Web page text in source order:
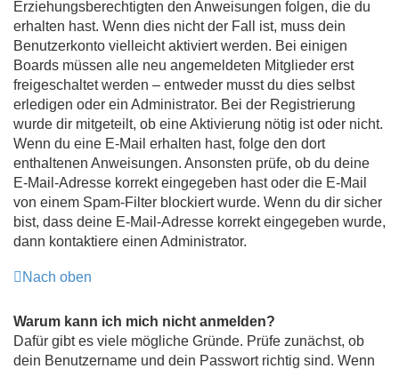
Erziehungsberechtigten den Anweisungen folgen, die du
erhalten hast. Wenn dies nicht der Fall ist, muss dein
Benutzerkonto vielleicht aktiviert werden. Bei einigen
Boards müssen alle neu angemeldeten Mitglieder erst
freigeschaltet werden – entweder musst du dies selbst
erledigen oder ein Administrator. Bei der Registrierung
wurde dir mitgeteilt, ob eine Aktivierung nötig ist oder nicht.
Wenn du eine E-Mail erhalten hast, folge den dort
enthaltenen Anweisungen. Ansonsten prüfe, ob du deine
E-Mail-Adresse korrekt eingegeben hast oder die E-Mail
von einem Spam-Filter blockiert wurde. Wenn du dir sicher
bist, dass deine E-Mail-Adresse korrekt eingegeben wurde,
dann kontaktiere einen Administrator.
Nach oben
Warum kann ich mich nicht anmelden?
Dafür gibt es viele mögliche Gründe. Prüfe zunächst, ob
dein Benutzername und dein Passwort richtig sind. Wenn